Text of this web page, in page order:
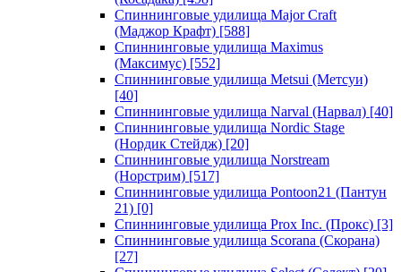
Спиннинговые удилища Major Craft
(Маджор Крафт) [588]
Спиннинговые удилища Maximus
(Максимус) [552]
Спиннинговые удилища Metsui (Метсуи)
[40]
Спиннинговые удилища Narval (Нарвал) [40]
Спиннинговые удилища Nordic Stage
(Нордик Стейдж) [20]
Спиннинговые удилища Norstream
(Норстрим) [517]
Спиннинговые удилища Pontoon21 (Пантун
21) [0]
Спиннинговые удилища Prox Inc. (Прокс) [3]
Спиннинговые удилища Scorana (Скорана)
[27]